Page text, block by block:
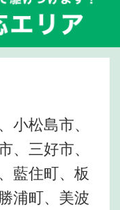
小松島市、
、三好市、
藍住町、板
浦町、美波